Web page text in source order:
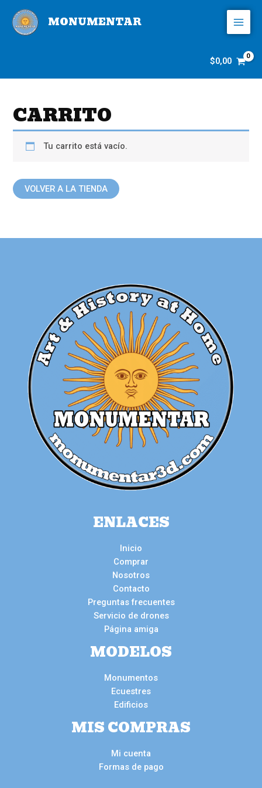
contenido
MONUMENTAR
$0,00
CARRITO
Tu carrito está vacío.
VOLVER A LA TIENDA
ENLACES
Inicio
Comprar
Nosotros
Contacto
Preguntas frecuentes
Servicio de drones
Página amiga
MODELOS
Monumentos
Ecuestres
Edificios
MIS COMPRAS
Mi cuenta
Formas de pago